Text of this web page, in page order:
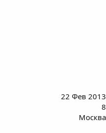
22 Фев 2013
8
Москва